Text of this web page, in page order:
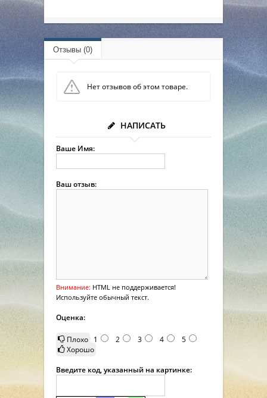
Отзывы (0)
Нет отзывов об этом товаре.
НАПИСАТЬ
Ваше Имя:
Ваш отзыв:
Внимание: HTML не поддерживается!
Используйте обычный текст.
Оценка:
Плохо 1 2 3 4
5
Хорошо
Введите код, указанный на картинке: